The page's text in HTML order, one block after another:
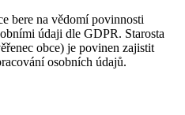
bere na vědomí povinnosti
údaji dle GDPR. Starosta
obce) je povinen zajistit
osobních údajů.